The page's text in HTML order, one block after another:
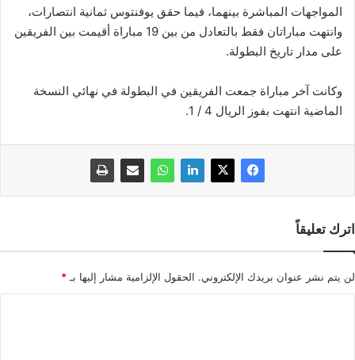
المواجهات المباشرة بينهما، فيما حقق يوفنتوس ثمانية انتصارات،
وانتهت مباراتان فقط بالتعادل من بين 19 مباراة أقيمت بين الفريقين
على مدار تاريخ البطولة.
وكانت آخر مباراة جمعت الفريقين في البطولة في نهائي النسخة
الماضية انتهت بفوز الريال 4 / 1.
اترك تعليقاً
لن يتم نشر عنوان بريدك الإلكتروني. الحقول الإلزامية مشار إليها بـ *